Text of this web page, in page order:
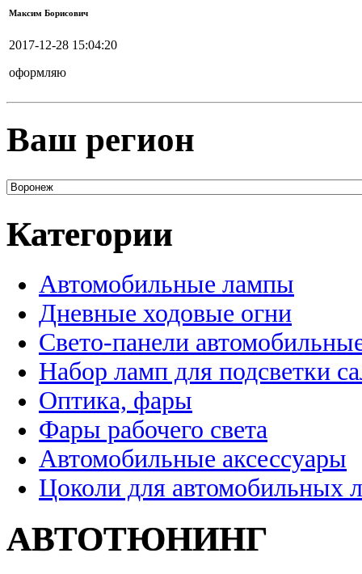
Максим Борисович
2017-12-28 15:04:20
оформляю
Ваш регион
Категории
Автомобильные лампы
Дневные ходовые огни
Свето-панели
Набор ламп для подсветки
Оптика, фары
Фары рабочего света
Автомобильные аксессуары
Цоколи для автомобильных
АВТОТЮНИНГ